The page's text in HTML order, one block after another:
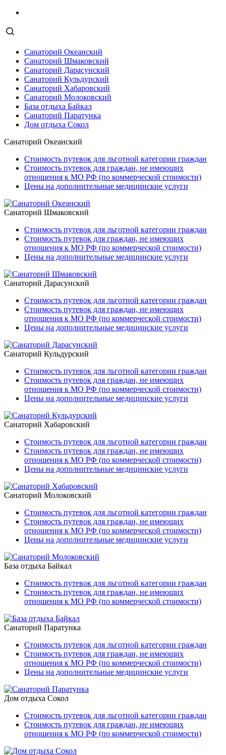
Санаторий Океанский
Санаторий Шмаковский
Санаторий Дарасунский
Санаторий Кульдурский
Санаторий Хабаровский
Санаторий Молоковский
База отдыха Байкал
Санаторий Паратунка
Дом отдыха Сокол
Санаторий Океанский
Стоимость путевок для льготной категории граждан
Стоимость путевок для граждан, не имеющих
отношения к МО РФ (по коммерческой стоимости)
Цены на дополнительные медицинские услуги
Санаторий Шмаковский
Стоимость путевок для льготной категории граждан
Стоимость путевок для граждан, не имеющих
отношения к МО РФ (по коммерческой стоимости)
Цены на дополнительные медицинские услуги
Санаторий Дарасунский
Стоимость путевок для льготной категории граждан
Стоимость путевок для граждан, не имеющих
отношения к МО РФ (по коммерческой стоимости)
Цены на дополнительные медицинские услуги
Санаторий Кульдурский
Стоимость путевок для льготной категории граждан
Стоимость путевок для граждан, не имеющих
отношения к МО РФ (по коммерческой стоимости)
Цены на дополнительные медицинские услуги
Санаторий Хабаровский
Стоимость путевок для льготной категории граждан
Стоимость путевок для граждан, не имеющих
отношения к МО РФ (по коммерческой стоимости)
Цены на дополнительные медицинские услуги
Санаторий Молоковский
Стоимость путевок для льготной категории граждан
Стоимость путевок для граждан, не имеющих
отношения к МО РФ (по коммерческой стоимости)
Цены на дополнительные медицинские услуги
База отдыха Байкал
Стоимость путевок для льготной категории граждан
Стоимость путевок для граждан, не имеющих
отношения к МО РФ (по коммерческой стоимости)
Санаторий Паратунка
Стоимость путевок для льготной категории граждан
Стоимость путевок для граждан, не имеющих
отношения к МО РФ (по коммерческой стоимости)
Цены на дополнительные медицинские услуги
Дом отдыха Сокол
Стоимость путевок для льготной категории граждан
Стоимость путевок для граждан, не имеющих
отношения к МО РФ (по коммерческой стоимости)